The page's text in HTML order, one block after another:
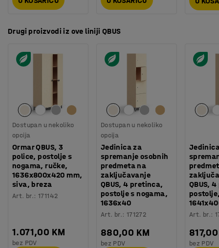
Drugi proizvodi iz ove liniji QBUS
Dostupan u nekoliko
opcija
Ormar QBUS, 3
police, postolje s
nogama, ručke,
1636x800x420 mm,
siva, breza
Art. br.:171142
1.071,00 KM
bez PDV
Dostupan u nekoliko
opcija
Jedinica za
spremanje osobnih
predmeta na
zaključavanje
QBUS, 4 pretinca,
postolje s nogama,
1636x40
Art. br.: 171272
880,00 KM
bez PDV
QBUS,
Art. br.:
bez PDV